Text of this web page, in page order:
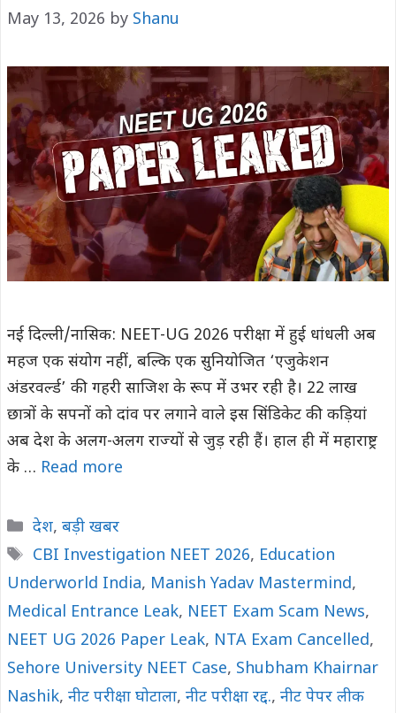
May 13, 2026 by Shanu
नई दिल्ली/नासिक: NEET-UG 2026 परीक्षा में हुई धांधली अब
महज एक संयोग नहीं, बल्कि एक सुनियोजित ‘एजुकेशन
अंडरवर्ल्ड’ की गहरी साजिश के रूप में उभर रही है। 22 लाख
छात्रों के सपनों को दांव पर लगाने वाले इस सिंडिकेट की कड़ियां
अब देश के अलग-अलग राज्यों से जुड़ रही हैं। हाल ही में महाराष्ट्र
के … Read more
Categories
देश, बड़ी खबर
Tags
CBI Investigation NEET 2026, Education
Underworld India, Manish Yadav Mastermind,
Medical Entrance Leak, NEET Exam Scam News,
NEET UG 2026 Paper Leak, NTA Exam Cancelled,
Sehore University NEET Case, Shubham Khairnar
Nashik, नीट परीक्षा घोटाला, नीट परीक्षा रद्द., नीट पेपर लीक